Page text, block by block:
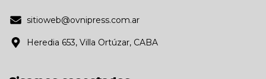
sitioweb@ovnipress.com.ar
Heredia 653, Villa Ortúzar, CABA